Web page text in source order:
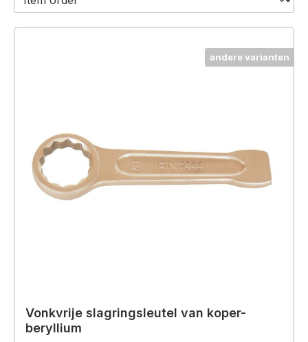
andere varianten
Vonkvrije slagringsleutel van koper-
beryllium